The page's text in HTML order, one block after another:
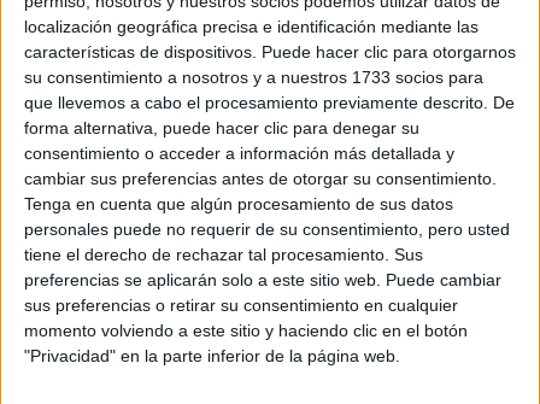
localización geográfica precisa e identificación mediante las
características de dispositivos. Puede hacer clic para otorgarnos
su consentimiento a nosotros y a nuestros 1733 socios para
que llevemos a cabo el procesamiento previamente descrito. De
forma alternativa, puede hacer clic para denegar su
consentimiento o acceder a información más detallada y
cambiar sus preferencias antes de otorgar su consentimiento.
Tenga en cuenta que algún procesamiento de sus datos
personales puede no requerir de su consentimiento, pero usted
tiene el derecho de rechazar tal procesamiento. Sus
preferencias se aplicarán solo a este sitio web. Puede cambiar
sus preferencias o retirar su consentimiento en cualquier
momento volviendo a este sitio y haciendo clic en el botón
"Privacidad" en la parte inferior de la página web.
Inicio
Etiquetas:
La universidad - un mundo Comunicación Audiovisual